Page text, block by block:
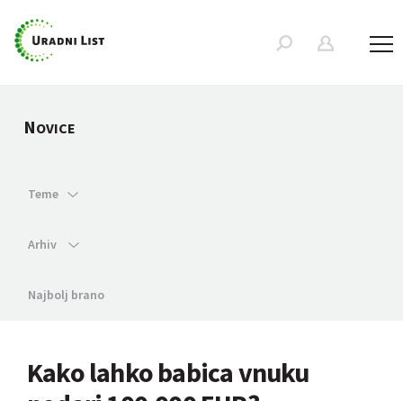
NOVICE
Teme
Arhiv
Najbolj brano
Kako lahko babica vnuku